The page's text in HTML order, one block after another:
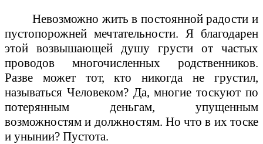
Невозможно жить в постоянной радости и
пустопорожней мечтательности. Я благодарен
этой возвышающей душу грусти от частых
проводов многочисленных родственников.
Разве может тот, кто никогда не грустил,
называться Человеком? Да, многие тоскуют по
потерянным деньгам, упущенным
возможностям и должностям. Но что в их тоске
и унынии? Пустота.